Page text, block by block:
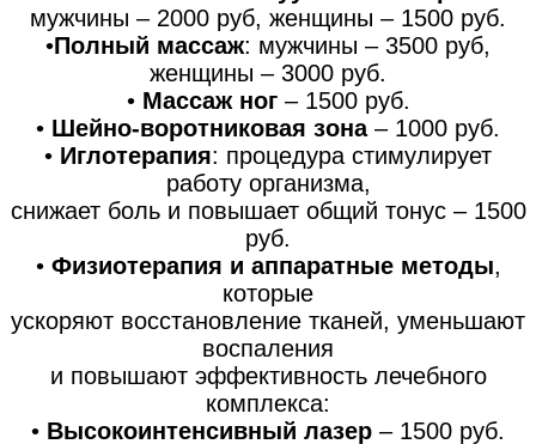
мужчины – 2000 руб, женщины – 1500 руб.
•Полный массаж: мужчины – 3500 руб,
женщины – 3000 руб.
• Массаж ног– 1500 руб.
• Шейно-воротниковая зона– 1000 руб.
• Иглотерапия: процедура стимулирует
работу организма,
снижает боль и повышает общий тонус – 1500
руб.
• Физиотерапия и аппаратные методы,
которые
ускоряют восстановление тканей, уменьшают
воспаления
и повышают эффективность лечебного
комплекса:
• Высокоинтенсивный лазер – 1500 руб.